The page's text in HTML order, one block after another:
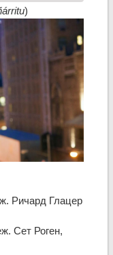
)
Ричард Глацер
Сет Роген,